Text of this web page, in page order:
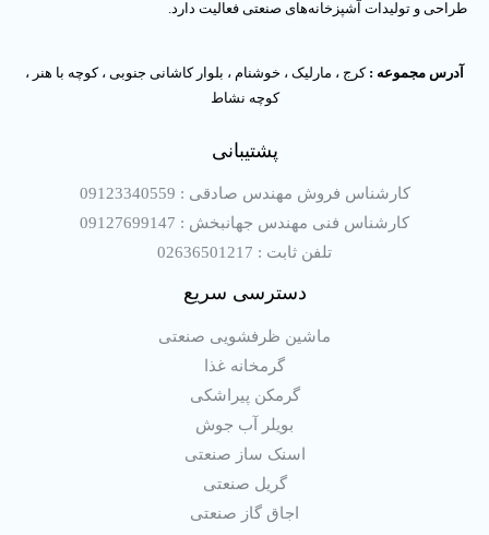
طراحی و تولیدات آشپزخانه‌های صنعتی فعالیت دارد.
آدرس مجموعه : کرج ، مارلیک ، خوشنام ، بلوار کاشانی جنوبی ، کوچه با هنر ،
کوچه نشاط
پشتیبانی
کارشناس فروش مهندس صادقی : 09123340559
کارشناس فنی مهندس جهانبخش : 09127699147
تلفن ثابت : 02636501217
دسترسی سریع
ماشین ظرفشویی صنعتی
گرمخانه غذا
گرمکن پیراشکی
بویلر آب جوش
اسنک ساز صنعتی
گریل صنعتی
اجاق گاز صنعتی